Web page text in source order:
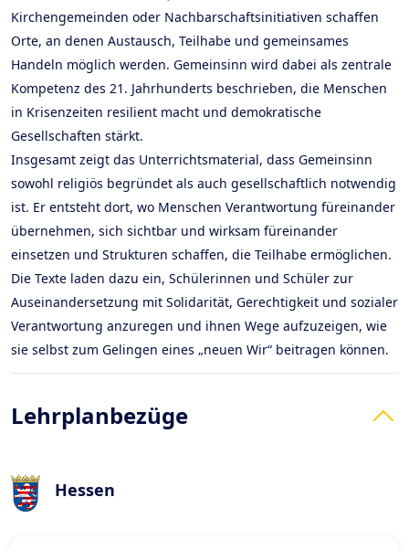
Kirchengemeinden oder Nachbarschaftsinitiativen schaffen
Orte, an denen Austausch, Teilhabe und gemeinsames
Handeln möglich werden. Gemeinsinn wird dabei als zentrale
Kompetenz des 21. Jahrhunderts beschrieben, die Menschen
in Krisenzeiten resilient macht und demokratische
Gesellschaften stärkt.
Insgesamt zeigt das Unterrichtsmaterial, dass Gemeinsinn
sowohl religiös begründet als auch gesellschaftlich notwendig
ist. Er entsteht dort, wo Menschen Verantwortung füreinander
übernehmen, sich sichtbar und wirksam füreinander
einsetzen und Strukturen schaffen, die Teilhabe ermöglichen.
Die Texte laden dazu ein, Schülerinnen und Schüler zur
Auseinandersetzung mit Solidarität, Gerechtigkeit und sozialer
Verantwortung anzuregen und ihnen Wege aufzuzeigen, wie
sie selbst zum Gelingen eines „neuen Wir“ beitragen können.
Lehrplanbezüge
Hessen